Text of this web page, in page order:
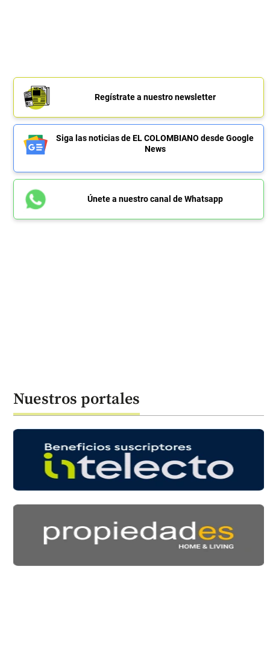
Regístrate a nuestro newsletter
Siga las noticias de EL COLOMBIANO desde Google
News
Únete a nuestro canal de Whatsapp
Nuestros portales